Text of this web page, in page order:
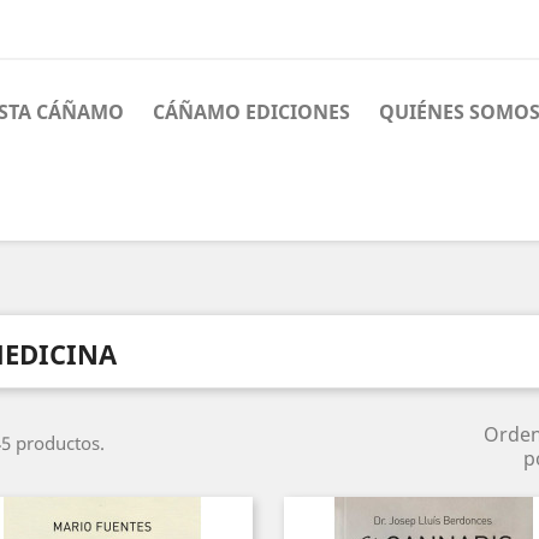
CÁÑAMO CÁÑAMO EDICIONES QUIÉNES SOMOS
productos.